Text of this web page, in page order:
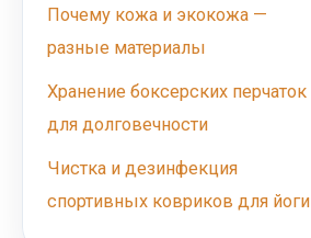
Почему кожа и экокожа —
разные материалы
Хранение боксерских перчаток
для долговечности
Чистка и дезинфекция
спортивных ковриков для йоги